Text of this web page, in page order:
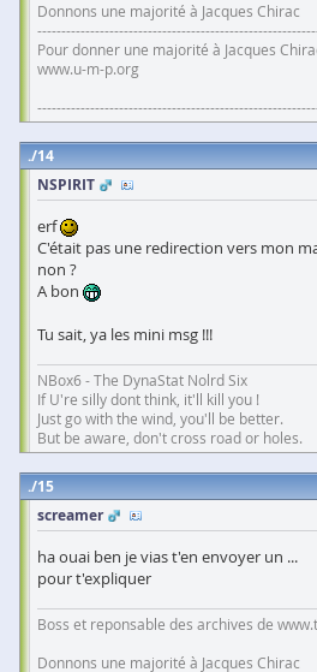
Donnons une majorité à Jacques Chirac
Pour donner une majorité à Jacques
www.u-m-p.org
14
NSPIRIT
erf
C'était pas une redirection vers mon
non ?
A bon
Tu sait, ya les mini msg !!!
NBox6 - The DynaStat Nolrd Six
If U're silly dont think, it'll kill you !
Just go with the wind, you'll be better.
But be aware, don't cross road or holes.
15
screamer
ha ouai ben je vias t'en envoyer un ...
pour t'expliquer
Boss et reponsable des archives de
Donnons une majorité à Jacques Chirac